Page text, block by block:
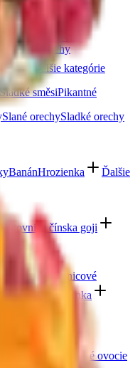
Orechy v mliečnej
Orechy
Ďalšie kategórie
Sladké směsiPikantné
Slané orechySladké orechy
BanánHrozienka
Ďalšie
Kustovnica čínska goji
Slnečnicové
Konopné semienka
Lyofilizované ovocie